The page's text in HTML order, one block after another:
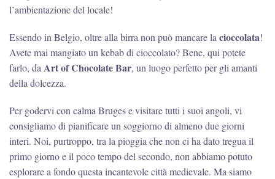
l’ambientazione del locale!
Essendo in Belgio, oltre alla birra non può mancare lacioccolata!
Avete mai mangiato un kebab di cioccolato? Bene, qui potete
farlo, daArt of Chocolate Bar, un luogo perfetto per gli amanti
della dolcezza.
Per godervi con calma Bruges e visitare tutti i suoi angoli, vi
consigliamo di pianificare un soggiorno di almeno due giorni
interi. Noi, purtroppo, tra la pioggia che non ci ha dato tregua il
primo giorno e il poco tempo del secondo, non abbiamo potuto
esplorare a fondo questa incantevole città medievale. Ma siamo